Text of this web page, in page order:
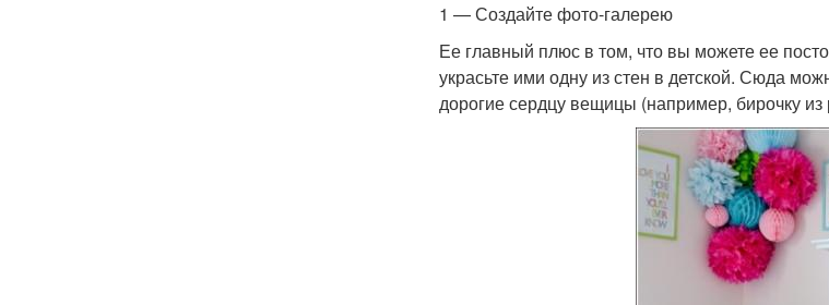
1 — Создайте фото-галерею
Ее главный плюс в том, что вы можете ее
украсьте ими одну из стен в детской. Сюда
дорогие сердцу вещицы (например, бирочку